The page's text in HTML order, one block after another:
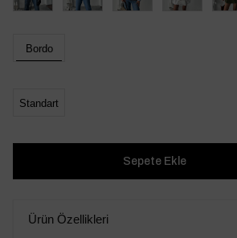
Bordo
Standart
Ürün Özellikleri